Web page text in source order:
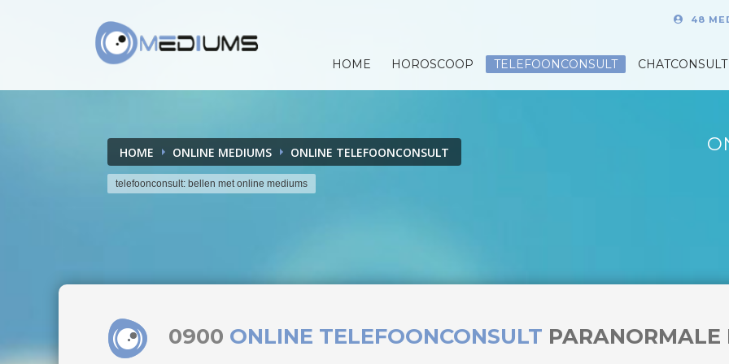
48
HOME HOROSCOOP TELEFOONCONSULT CHATCONSULT
HOME ONLINE MEDIUMS ONLINE TELEFOONCONSULT
telefoonconsult: bellen met online mediums
0900 ONLINE TELEFOONCONSULT PARANORMALE